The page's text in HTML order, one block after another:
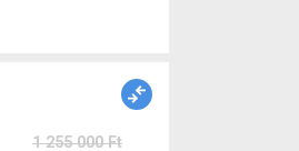
1 255 000 Ft